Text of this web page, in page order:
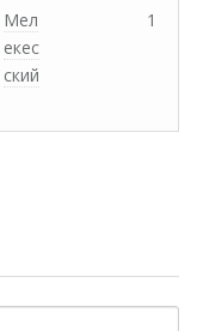
Мел
екес
ский
1